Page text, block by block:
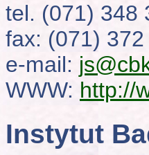
tel. (071) 348
fax: (071)
e-mail:
WWW: http://
Instytut